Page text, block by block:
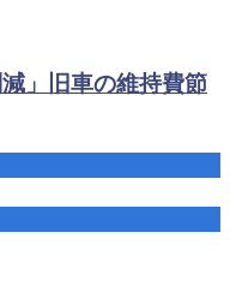
」旧車の維持費節